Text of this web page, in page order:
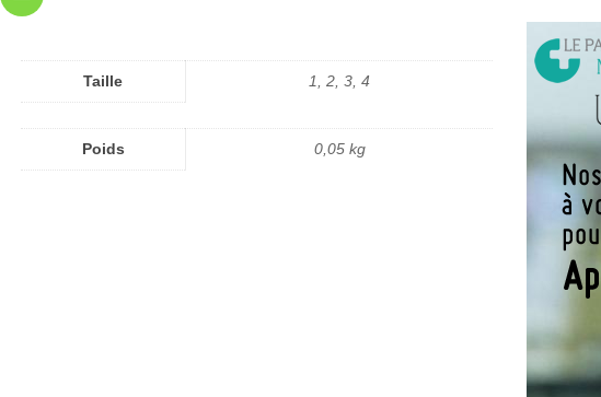
Taille 1, 2, 3, 4
Poids 0,05 kg